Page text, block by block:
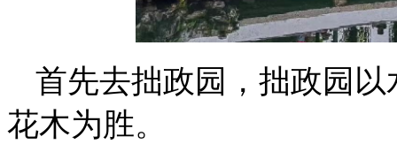
首先去拙政园，拙政园
花木为胜。